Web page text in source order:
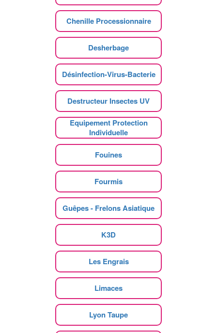
Chenille Processionnaire
Desherbage
Désinfection-Virus-Bacterie
Destructeur Insectes UV
Equipement Protection
Individuelle
Fouines
Fourmis
Guêpes - Frelons Asiatique
K3D
Les Engrais
Limaces
Lyon Taupe